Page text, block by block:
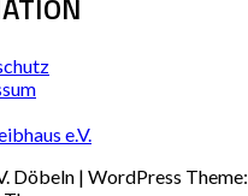
e.V.
Döbeln | WordPress Theme: